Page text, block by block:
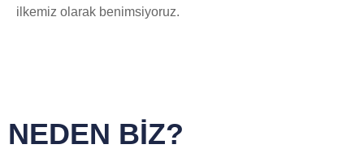
ilkemiz olarak benimsiyoruz.
NEDEN BİZ?